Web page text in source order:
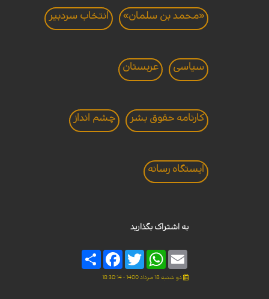
«محمد بن سلمان» انتخاب سردبير
سیاسی عربستان
کارنامه حقوق بشر چشم انداز
ايستگاه رسانه
به اشتراک بگذارید
Share
FacebookTwitter
WhatsAppEmail
دو شنبه 18 مرداد 1400 - 18:30:14